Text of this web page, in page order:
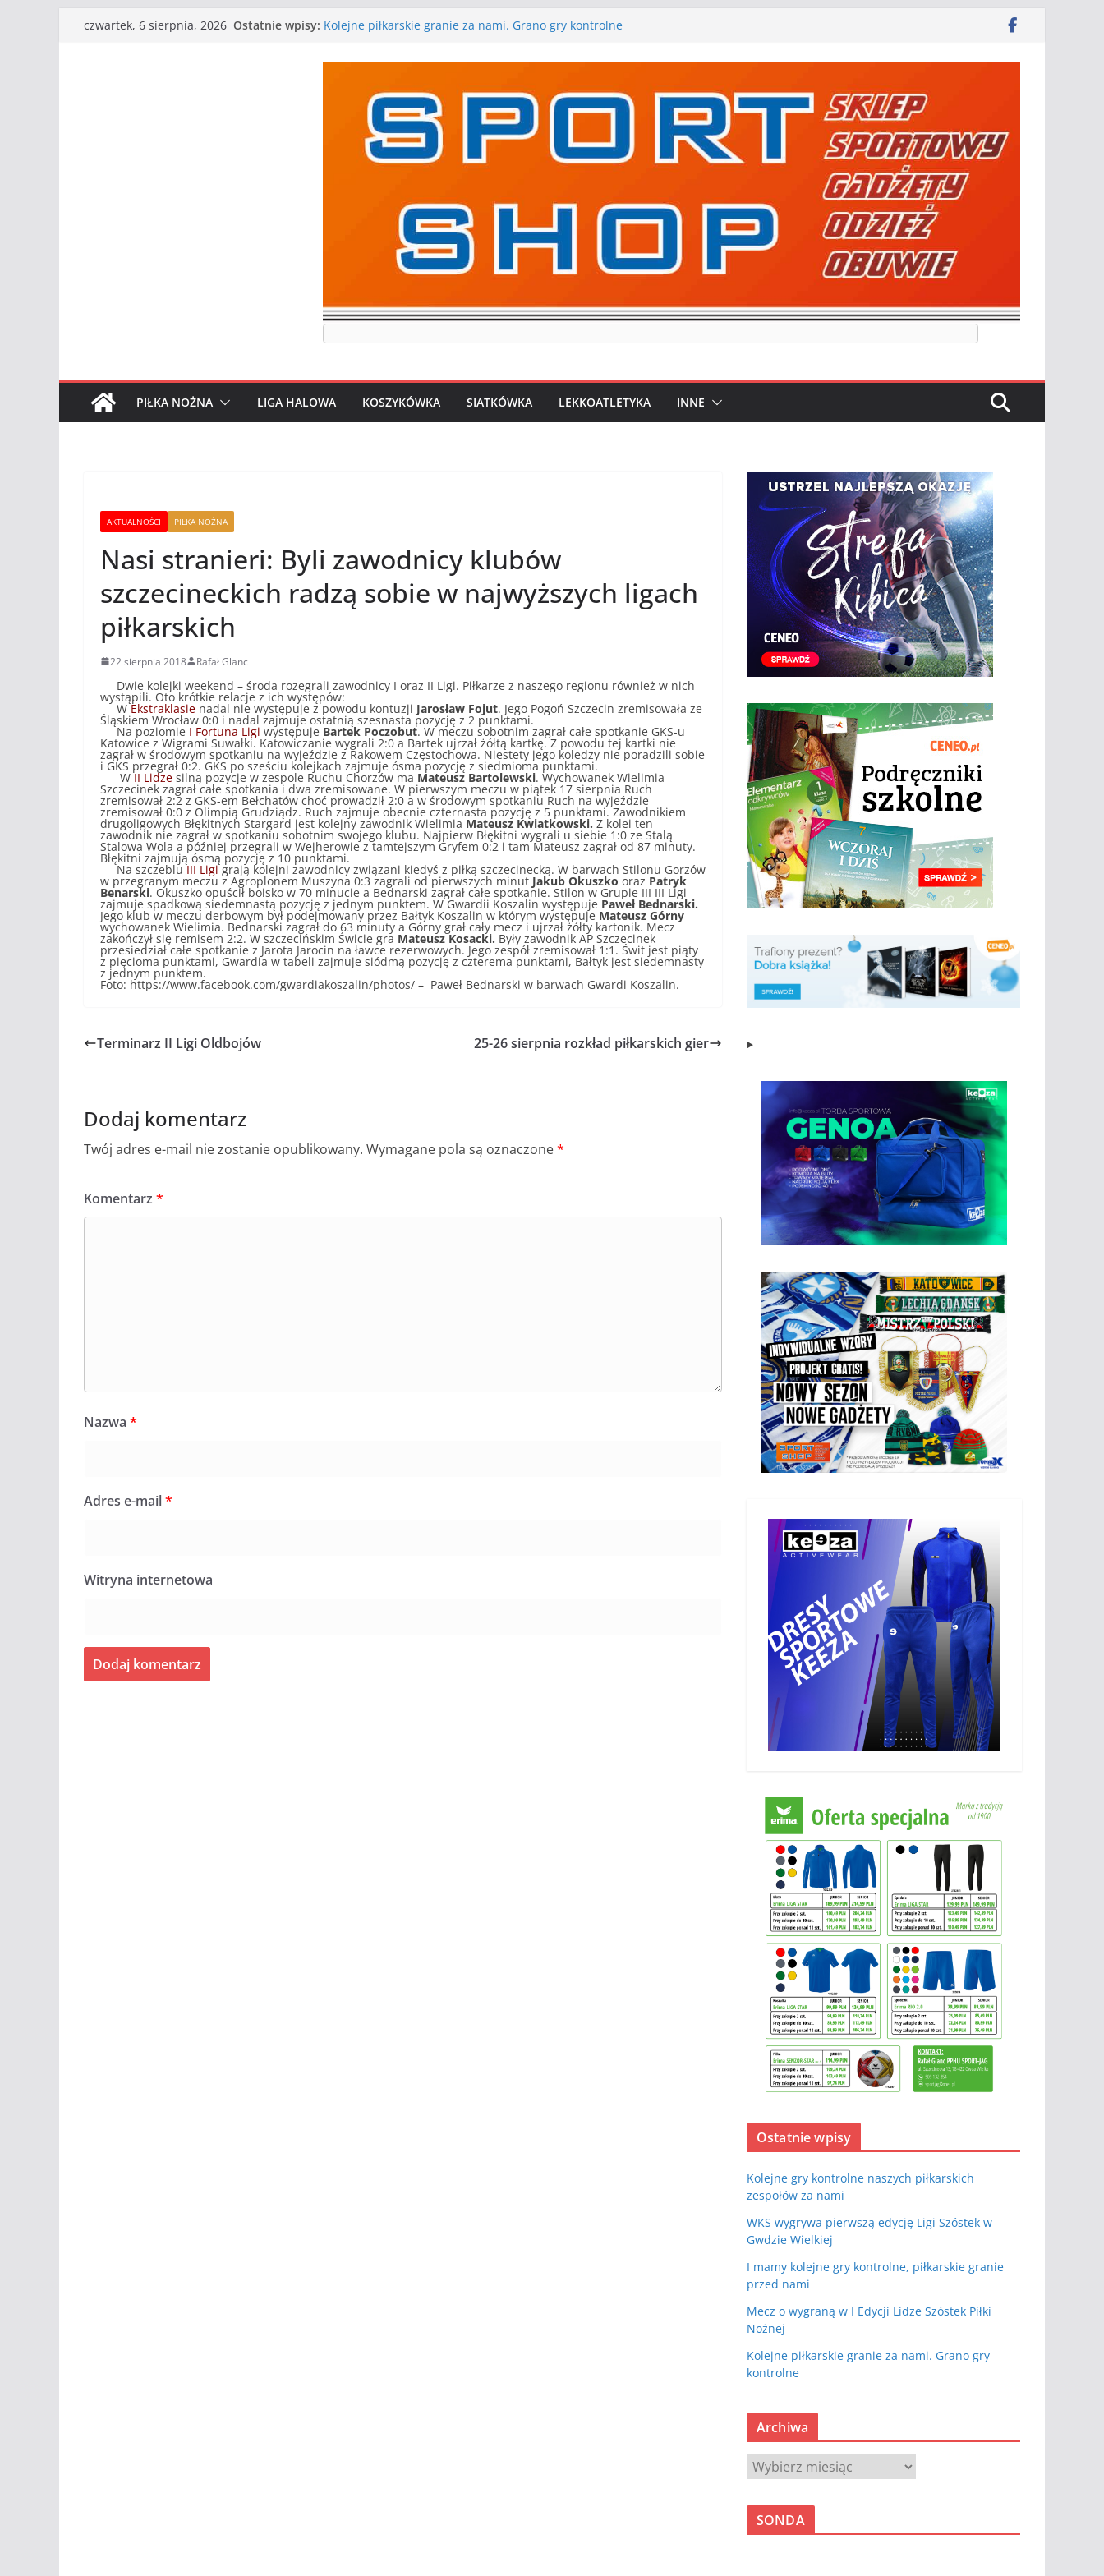
Przejdź
czwartek, 6 sierpnia, 2026 Ostatnie wpisy: Kolejne piłkarskie granie za nami. Grano gry kontrolne
I mamy kolejne gry kontrolne, piłkarskie granie przed nami
Mecz o wygraną w I Edycji Lidze Szóstek Piłki Nożnej
PIŁKA NOŻNA LIGA HALOWA KOSZYKÓWKA SIATKÓWKA LEKKOATLETYKA INNE
AKTUALNOŚCI PIŁKA NOŻNA
Nasi stranieri: Byli zawodnicy klubów
szczecineckich radzą sobie w najwyższych ligach
piłkarskich
22 sierpnia 2018 Rafał Glanc
Dwie kolejki weekend – środa rozegrali zawodnicy I oraz II Ligi. Piłkarze z naszego regionu również w nich
wystąpili. Oto krótkie relacje z ich występów:
WEkstraklasie nadal nie występuje z powodu kontuzji Jarosław Fojut. Jego Pogoń Szczecin zremisowała ze
Śląskiem Wrocław 0:0 i nadal zajmuje ostatnią szesnasta pozycję z 2 punktami.
Na poziomie I Fortuna Ligi występuje Bartek Poczobut. W meczu sobotnim zagrał całe spotkanie GKS-u
Katowice z Wigrami Suwałki. Katowiczanie wygrali 2:0 a Bartek ujrzał żółtą kartkę. Z powodu tej kartki nie
zagrał w środowym spotkaniu na wyjeździe z Rakowem Częstochowa. Niestety jego koledzy nie poradzili sobie
i GKS przegrał 0:2. GKS po sześciu kolejkach zajmuje ósma pozycję z siedmioma punktami.
WII Lidze silną pozycje w zespole Ruchu Chorzów ma Mateusz Bartolewski. Wychowanek Wielimia
Szczecinek zagrał całe spotkania i dwa zremisowane. W pierwszym meczu w piątek 17 sierpnia Ruch
zremisował 2:2 z GKS-em Bełchatów choć prowadził 2:0 a w środowym spotkaniu Ruch na wyjeździe
zremisował 0:0 z Olimpią Grudziądz. Ruch zajmuje obecnie czternasta pozycję z 5 punktami. Zawodnikiem
drugoligowych Błękitnych Stargard jest kolejny zawodnik Wielimia Mateusz Kwiatkowski. Z kolei ten
zawodnik nie zagrał w spotkaniu sobotnim swojego klubu. Najpierw Błękitni wygrali u siebie 1:0 ze Stalą
Stalowa Wola a później przegrali w Wejherowie z tamtejszym Gryfem 0:2 i tam Mateusz zagrał od 87 minuty.
Błękitni zajmują ósmą pozycję z 10 punktami.
Na szczebluIII Ligigrają kolejni zawodnicy związani kiedyś z piłką szczecinecką. W barwach Stilonu Gorzów
w przegranym meczu z Agroplonem Muszyna 0:3 zagrali od pierwszych minut Jakub Okuszko oraz Patryk
Benarski. Okuszko opuścił boisko w 70 minucie a Bednarski zagrał całe spotkanie. Stilon w Grupie III III Ligi
zajmuje spadkową siedemnastą pozycję z jednym punktem. W Gwardii Koszalin występuje Paweł Bednarski.
Jego klub w meczu derbowym był podejmowany przez Bałtyk Koszalin w którym występuje Mateusz Górny
wychowanek Wielimia. Bednarski zagrał do 63 minuty a Górny grał cały mecz i ujrzał żółty kartonik. Mecz
zakończył się remisem 2:2. W szczecińskim Świcie gra Mateusz Kosacki. Były zawodnik AP Szczecinek
przesiedział całe spotkanie z Jarota Jarocin na ławce rezerwowych. Jego zespół zremisował 1:1. Świt jest piąty
z pięcioma punktami, Gwardia w tabeli zajmuje siódmą pozycję z czterema punktami, Bałtyk jest siedemnasty
z jednym punktem.
Foto: https://www.facebook.com/gwardiakoszalin/photos/ – Paweł Bednarski w barwach Gwardi Koszalin.
Terminarz II Ligi Oldbojów 25-26 sierpnia rozkład piłkarskich gier
Dodaj komentarz
Twój adres e-mail nie zostanie opublikowany. Wymagane pola są oznaczone*
Komentarz *
Nazwa *
Adres e-mail*
Witryna internetowa
Ostatnie wpisy
Kolejne gry kontrolne naszych piłkarskich
zespołów za nami
WKS wygrywa pierwszą edycję Ligi Szóstek w
Gwdzie Wielkiej
I mamy kolejne gry kontrolne, piłkarskie granie
przed nami
Mecz o wygraną w I Edycji Lidze Szóstek Piłki
Nożnej
Kolejne piłkarskie granie za nami. Grano gry
kontrolne
Archiwa
A
c
SONDA